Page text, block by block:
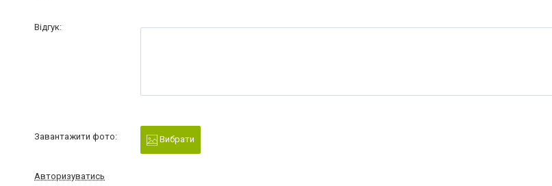
Відгук:
Завантажити фото: Вибрати
Авторизуватись